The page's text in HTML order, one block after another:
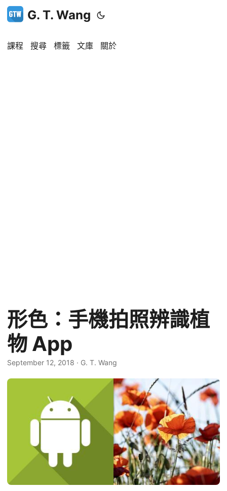
G. T. Wang
課程 搜尋 標籤 文庫 關於
形色：手機拍照辨識植
物 App
September 12, 2018 · G. T. Wang